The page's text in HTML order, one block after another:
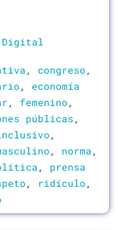
Digital
, congreso,
, economía
, femenino,
públicas,
,
, norma,
, prensa
, ridículo,